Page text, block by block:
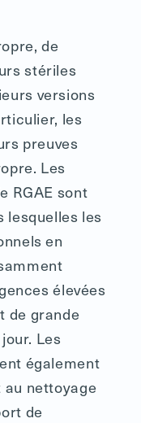
de
stériles
versions
les
preuves
Les
RGAE sont
lesquelles les
en
élevées
de grande
Les
également
nettoyage
de